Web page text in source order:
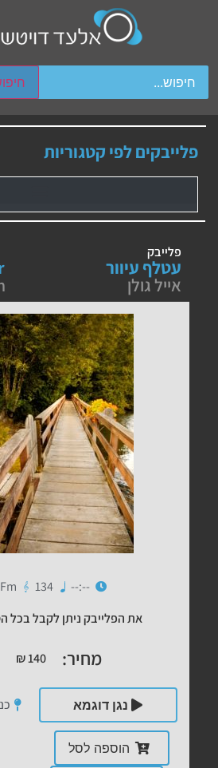
by touch or with swipe gestures.
פלייבקים לפי קטגוריות
פלייבק
עטלף עיוור
אייל גולן
--:--
134
Fm
את הפלייבק ניתן לקבל בכל
מחיר: ₪140
נגן דוגמא
הוספה לסל